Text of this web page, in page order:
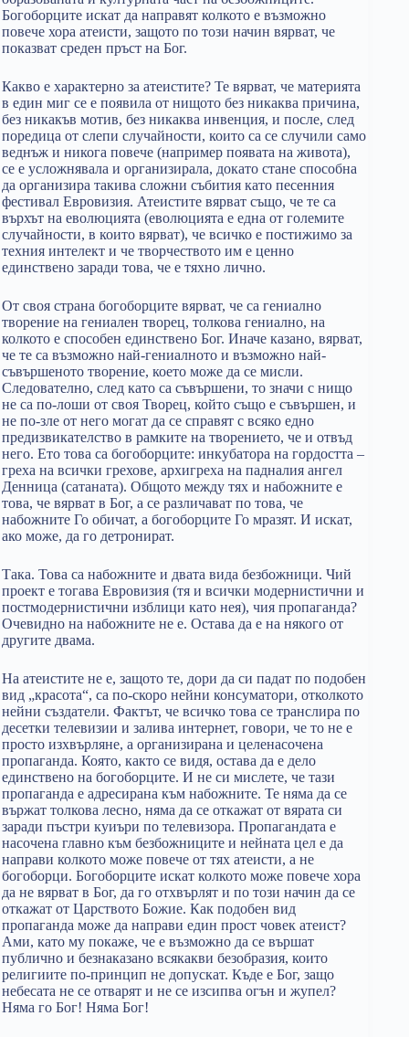
Богоборците искат да направят колкото е възможно
повече хора атеисти, защото по този начин вярват, че
показват среден пръст на Бог.
Какво е характерно за атеистите? Те вярват, че материята
в един миг се е появила от нищото без никаква причина,
без никакъв мотив, без никаква инвенция, и после, след
поредица от слепи случайности, които са се случили само
веднъж и никога повече (например появата на живота),
се е усложнявала и организирала, докато стане способна
да организира такива сложни събития като песенния
фестивал Евровизия. Атеистите вярват също, че те са
върхът на еволюцията (еволюцията е една от големите
случайности, в които вярват), че всичко е постижимо за
техния интелект и че творчеството им е ценно
единствено заради това, че е тяхно лично.
От своя страна богоборците вярват, че са гениално
творение на гениален творец, толкова гениално, на
колкото е способен единствено Бог. Иначе казано, вярват,
че те са възможно най-гениалното и възможно най-
съвършеното творение, което може да се мисли.
Следователно, след като са съвършени, то значи с нищо
не са по-лоши от своя Творец, който също е съвършен, и
не по-зле от него могат да се справят с всяко едно
предизвикателство в рамките на творението, че и отвъд
него. Ето това са богоборците: инкубатора на гордостта –
греха на всички грехове, архигреха на падналия ангел
Денница (сатаната). Общото между тях и набожните е
това, че вярват в Бог, а се различават по това, че
набожните Го обичат, а богоборците Го мразят. И искат,
ако може, да го детронират.
Така. Това са набожните и двата вида безбожници. Чий
проект е тогава Евровизия (тя и всички модернистични и
постмодернистични изблици като нея), чия пропаганда?
Очевидно на набожните не е. Остава да е на някого от
другите двама.
На атеистите не е, защото те, дори да си падат по подобен
вид „красота“, са по-скоро нейни консуматори, отколкото
нейни създатели. Фактът, че всичко това се транслира по
десетки телевизии и залива интернет, говори, че то не е
просто изхвърляне, а организирана и целенасочена
пропаганда. Която, както се видя, остава да е дело
единствено на богоборците. И не си мислете, че тази
пропаганда е адресирана към набожните. Те няма да се
вържат толкова лесно, няма да се откажат от вярата си
заради пъстри куиъри по телевизора. Пропагандата е
насочена главно към безбожниците и нейната цел е да
направи колкото може повече от тях атеисти, а не
богоборци. Богоборците искат колкото може повече хора
да не вярват в Бог, да го отхвърлят и по този начин да се
откажат от Царството Божие. Как подобен вид
пропаганда може да направи един прост човек атеист?
Ами, като му покаже, че е възможно да се вършат
публично и безнаказано всякакви безобразия, които
религиите по-принцип не допускат. Къде е Бог, защо
небесата не се отварят и не се изсипва огън и жупел?
Няма го Бог! Няма Бог!